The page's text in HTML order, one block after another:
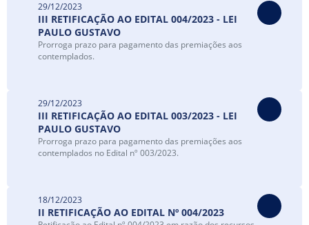
29/12/2023
III RETIFICAÇÃO AO EDITAL 004/2023 - LEI
PAULO GUSTAVO
Prorroga prazo para pagamento das premiações aos
contemplados.
29/12/2023
III RETIFICAÇÃO AO EDITAL 003/2023 - LEI
PAULO GUSTAVO
Prorroga prazo para pagamento das premiações aos
contemplados no Edital nº 003/2023.
18/12/2023
II RETIFICAÇÃO AO EDITAL Nº 004/2023